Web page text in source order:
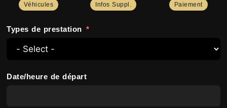
Véhicules Infos Suppl. Paiement
Types de prestation
Date/heure de départ